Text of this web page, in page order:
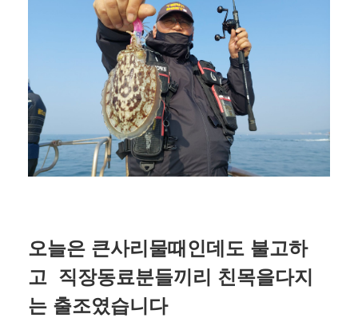
오늘은 큰사리물때인데도 불고하
고 직장동료분들끼리 친목을다지
는 출조였습니다